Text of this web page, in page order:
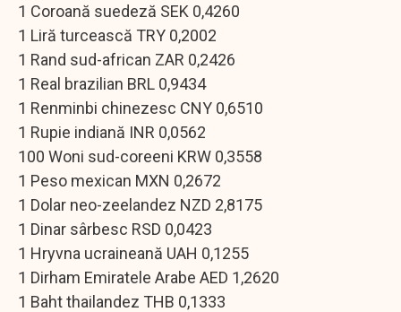
1 Coroană suedeză SEK 0,4260
1 Liră turcească TRY 0,2002
1 Rand sud-african ZAR 0,2426
1 Real brazilian BRL 0,9434
1 Renminbi chinezesc CNY 0,6510
1 Rupie indiană INR 0,0562
100 Woni sud-coreeni KRW 0,3558
1 Peso mexican MXN 0,2672
1 Dolar neo-zeelandez NZD 2,8175
1 Dinar sârbesc RSD 0,0423
1 Hryvna ucraineană UAH 0,1255
1 Dirham Emiratele Arabe AED 1,2620
1 Baht thailandez THB 0,1333